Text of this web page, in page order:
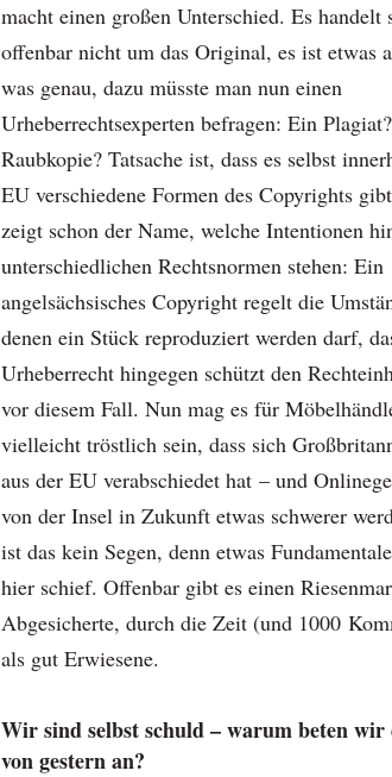
macht einen großen Unterschied. Es handelt
offenbar nicht um das Original, es ist etwas
was genau, dazu müsste man nun einen
Urheberrechtsexperten befragen: Ein
Raubkopie? Tatsache ist, dass es selbst
EU verschiedene Formen des Copyrights
zeigt schon der Name, welche Intentionen
unterschiedlichen Rechtsnormen stehen: Ein
angelsächsisches Copyright regelt die
denen ein Stück reproduziert werden darf,
Urheberrecht hingegen schützt den
vor diesem Fall. Nun mag es für
vielleicht tröstlich sein, dass sich
aus der EU verabschiedet hat – und
von der Insel in Zukunft etwas schwerer
ist das kein Segen, denn etwas
hier schief. Offenbar gibt es einen
Abgesicherte, durch die Zeit (und 1000
als gut Erwiesene.
Wir sind selbst schuld – warum beten wir
von gestern an?